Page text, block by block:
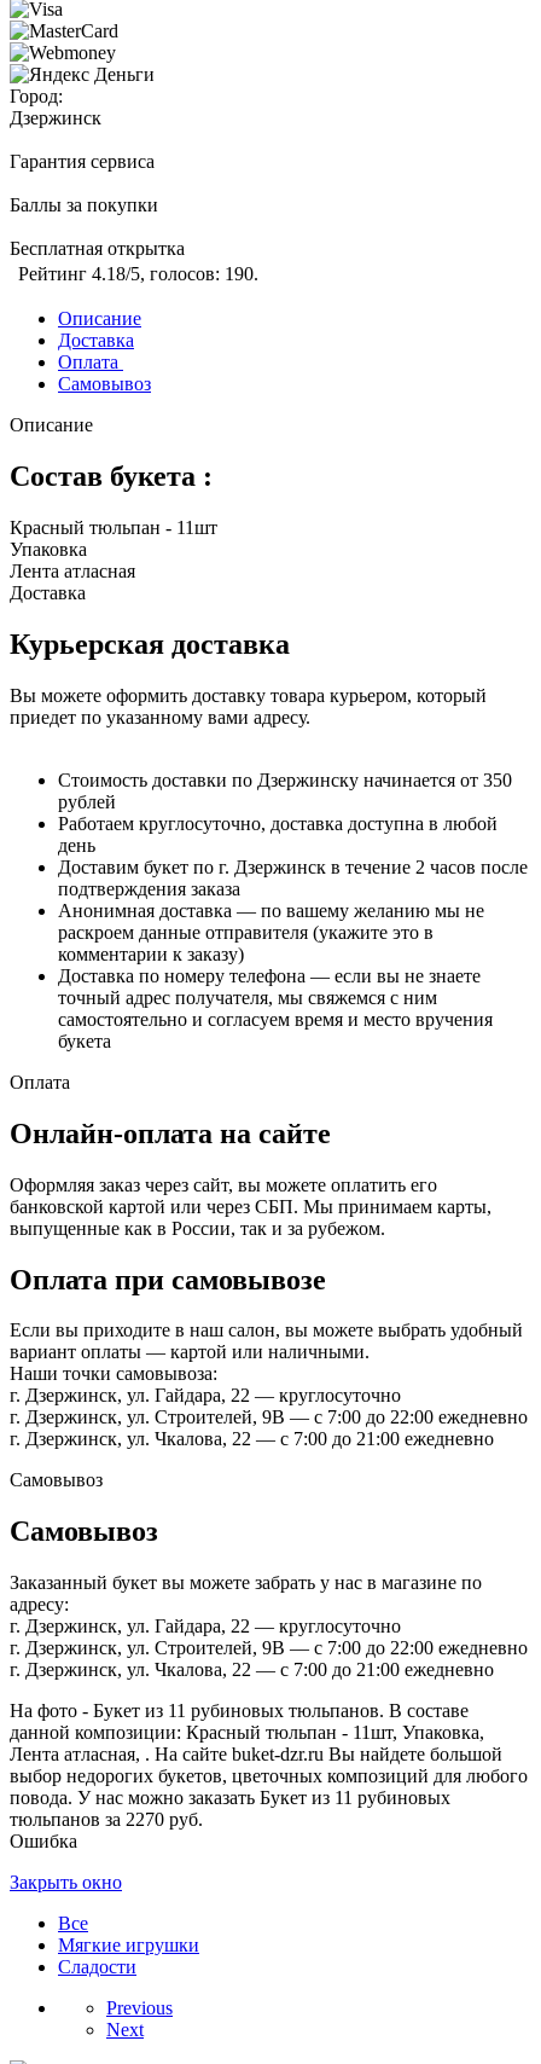
Город:
Дзержинск
Гарантия сервиса
Баллы за покупки
Бесплатная открытка
Рейтинг 4.18/5, голосов: 190.
Описание
Доставка
Оплата
Самовывоз
Описание
Состав букета :
Красный тюльпан - 11шт
Упаковка
Лента атласная
Доставка
Курьерская доставка
Вы можете оформить доставку товара курьером, который
приедет по указанному вами адресу.
Стоимость доставки по Дзержинску начинается от 350
рублей
Работаем круглосуточно, доставка доступна в любой
день
Доставим букет по г. Дзержинск в течение 2 часов после
подтверждения заказа
Анонимная доставка — по вашему желанию мы не
раскроем данные отправителя (укажите это в
комментарии к заказу)
Доставка по номеру телефона — если вы не знаете
точный адрес получателя, мы свяжемся с ним
самостоятельно и согласуем время и место вручения
букета
Оплата
Онлайн-оплата на сайте
Оформляя заказ через сайт, вы можете оплатить его
банковской картой или через СБП. Мы принимаем карты,
выпущенные как в России, так и за рубежом.
Оплата при самовывозе
Если вы приходите в наш салон, вы можете выбрать удобный
вариант оплаты — картой или наличными.
Наши точки самовывоза:
г. Дзержинск, ул. Гайдара, 22 — круглосуточно
г. Дзержинск, ул. Строителей, 9В — с 7:00 до 22:00 ежедневно
г. Дзержинск, ул. Чкалова, 22 — с 7:00 до 21:00 ежедневно
Самовывоз
Самовывоз
Заказанный букет вы можете забрать у нас в магазине по
адресу:
г. Дзержинск, ул. Гайдара, 22 — круглосуточно
г. Дзержинск, ул. Строителей, 9В — с 7:00 до 22:00 ежедневно
г. Дзержинск, ул. Чкалова, 22 — с 7:00 до 21:00 ежедневно
На фото - Букет из 11 рубиновых тюльпанов. В составе
данной композиции: Красный тюльпан - 11шт, Упаковка,
Лента атласная, . На сайте buket-dzr.ru Вы найдете большой
выбор недорогих букетов, цветочных композиций для любого
повода. У нас можно заказать Букет из 11 рубиновых
тюльпанов за 2270 руб.
Ошибка
Закрыть окно
Все
Мягкие игрушки
Сладости
Previous
Next